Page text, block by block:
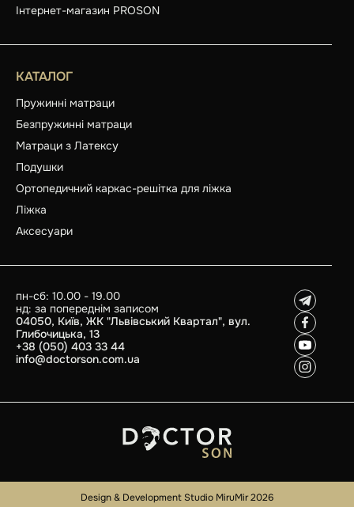
Інтернет-магазин PROSON
КАТАЛОГ
Пружинні матраци
Безпружинні матраци
Матраци з Латексу
Подушки
Ортопедичний каркас-решітка для ліжка
Ліжка
Аксесуари
пн-сб: 10.00 - 19.00
нд: за попереднім записом
04050, Київ, ЖК "Львівський Квартал", вул.
Глибочицька, 13
+38 (050) 403 33 44
info@doctorson.com.ua
Design & Development Studio MiruMir 2026